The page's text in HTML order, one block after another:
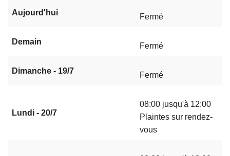
Aujourd'hui Fermé
Demain Fermé
Dimanche - 19/7 Fermé
Lundi - 20/7
08:00 jusqu'à 12:00
Plaintes sur rendez-
vous